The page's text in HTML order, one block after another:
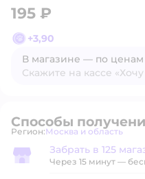
195 ₽
+3,90
В магазине — по ценам
Скажите на кассе «Хочу
Способы
Регион: Выбор
Москва и область
Забрать в магазине
Забрать в 125
Через 15 минут —